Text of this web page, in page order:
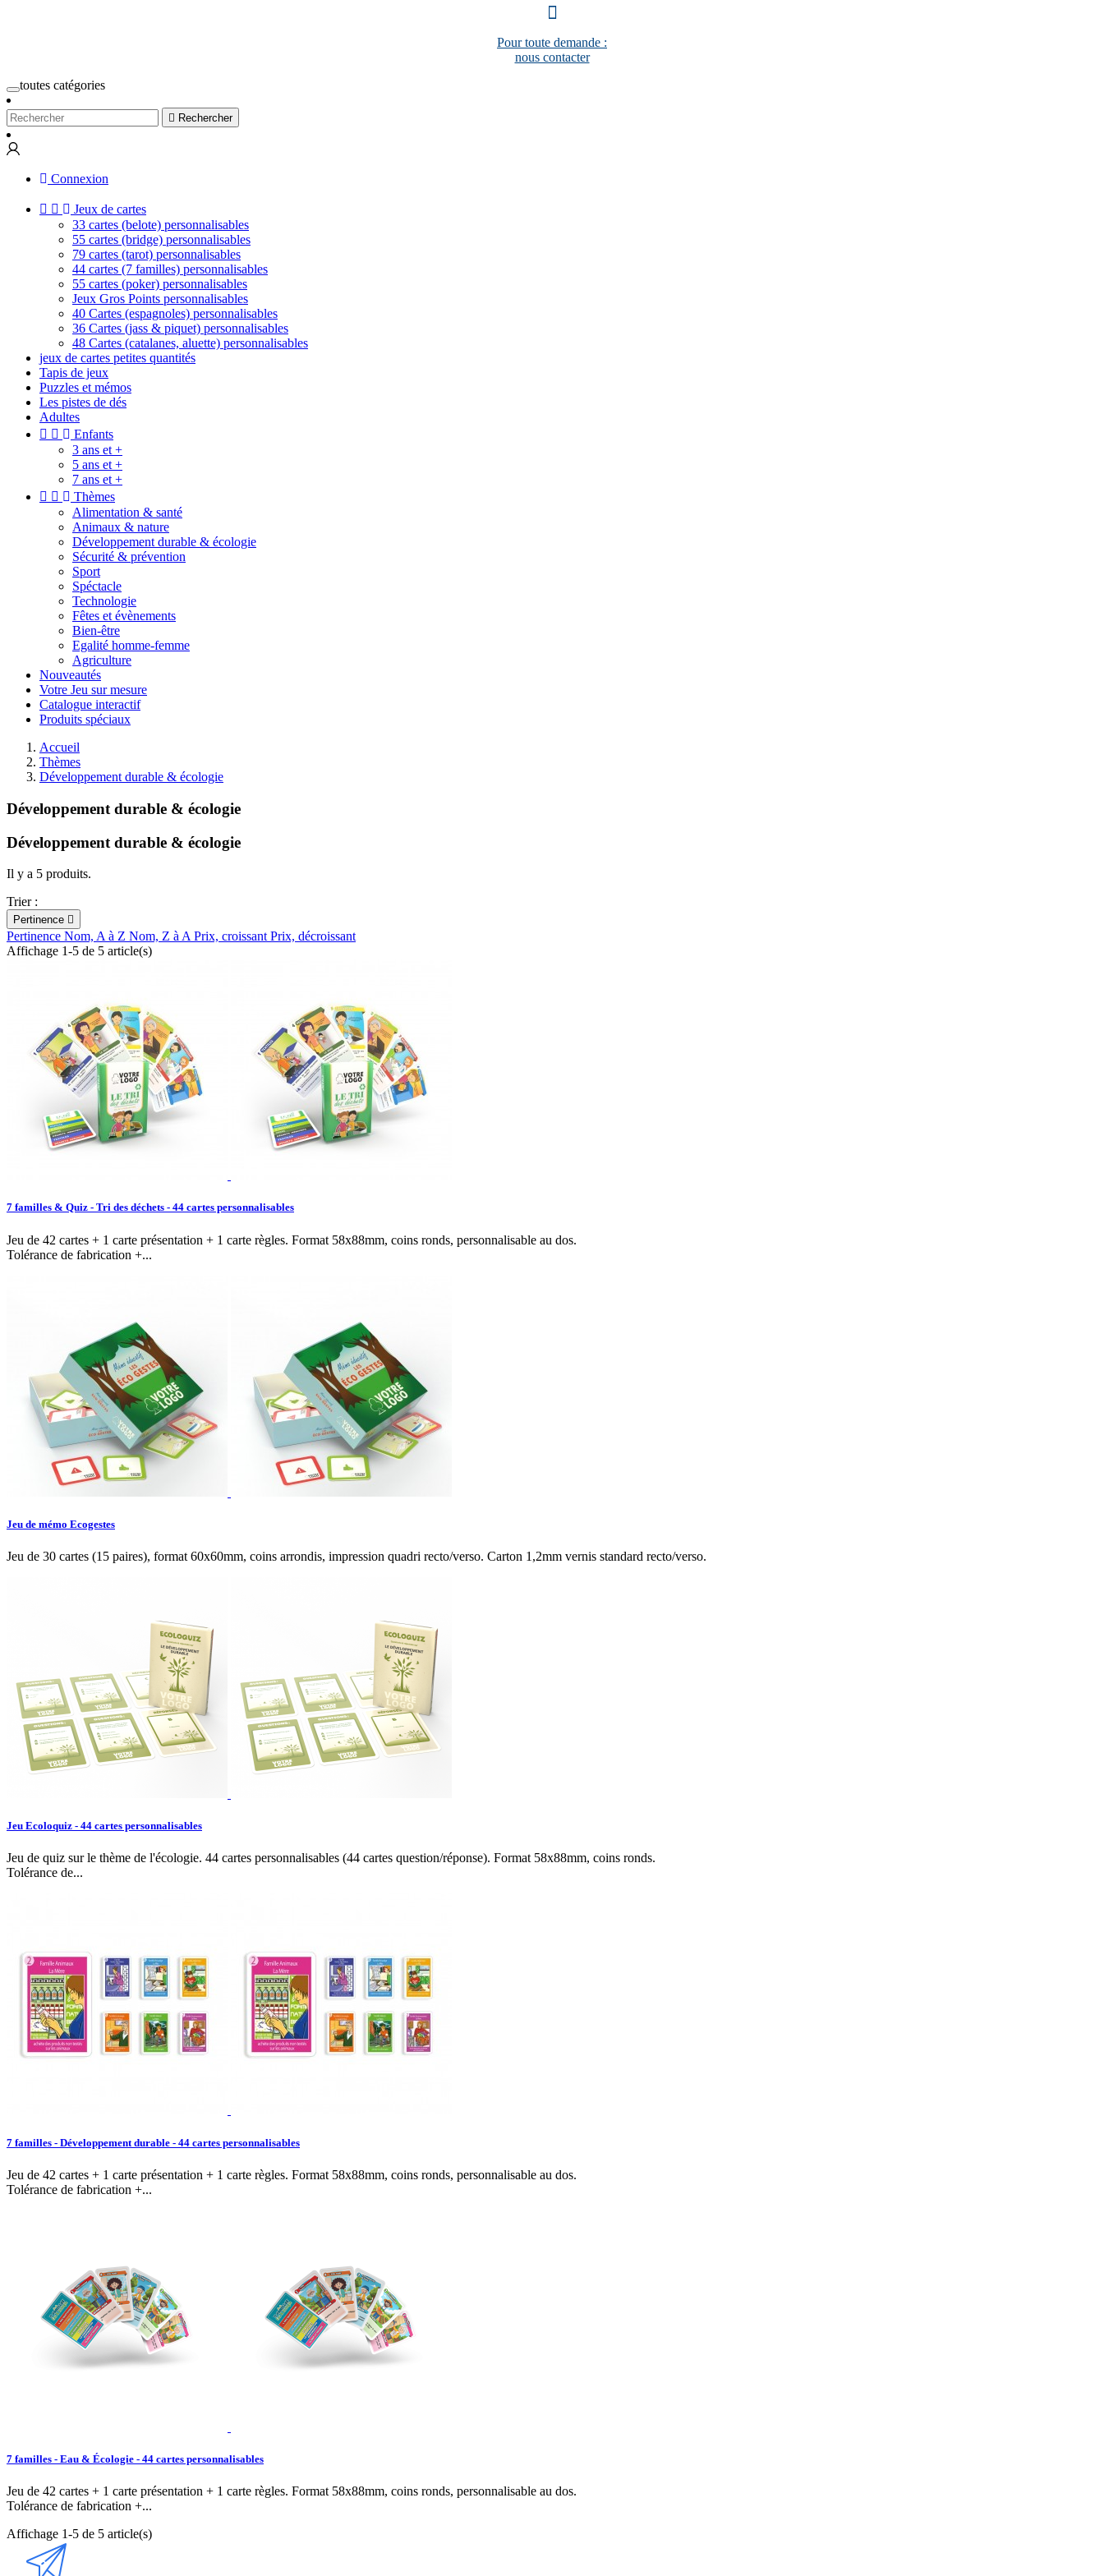
Pour toute demande :
nous contacter
toutes catégories
 Rechercher
Connexion
 
Jeux de cartes
33 cartes (belote) personnalisables
55 cartes (bridge) personnalisables
79 cartes (tarot) personnalisables
44 cartes (7 familles) personnalisables
55 cartes (poker) personnalisables
Jeux Gros Points personnalisables
40 Cartes (espagnoles) personnalisables
36 Cartes (jass & piquet) personnalisables
48 Cartes (catalanes, aluette) personnalisables
jeux de cartes petites quantités
Tapis de jeux
Puzzles et mémos
Les pistes de dés
Adultes
 
Enfants
3 ans et +
5 ans et +
7 ans et +
 
Thèmes
Alimentation & santé
Animaux & nature
Développement durable & écologie
Sécurité & prévention
Sport
Spéctacle
Technologie
Fêtes et évènements
Bien-être
Egalité homme-femme
Agriculture
Nouveautés
Votre Jeu sur mesure
Catalogue interactif
Produits spéciaux
Accueil
Thèmes
Développement durable & écologie
Développement durable & écologie
Développement durable & écologie
Il y a 5 produits.
Trier :
Pertinence 
Pertinence Nom, A à Z Nom, Z à A Prix, croissant Prix, décroissant
Affichage 1-5 de 5 article(s)
7 familles & Quiz - Tri des déchets - 44 cartes personnalisables
Jeu de 42 cartes + 1 carte présentation + 1 carte règles. Format 58x88mm, coins ronds, personnalisable au dos.
Tolérance de fabrication +...
Jeu de mémo Ecogestes
Jeu de 30 cartes (15 paires), format 60x60mm, coins arrondis, impression quadri recto/verso. Carton 1,2mm vernis standard recto/verso.
Jeu Ecoloquiz - 44 cartes personnalisables
Jeu de quiz sur le thème de l'écologie. 44 cartes personnalisables (44 cartes question/réponse). Format 58x88mm, coins ronds.
Tolérance de...
7 familles - Développement durable - 44 cartes personnalisables
Jeu de 42 cartes + 1 carte présentation + 1 carte règles. Format 58x88mm, coins ronds, personnalisable au dos.
Tolérance de fabrication +...
7 familles - Eau & Écologie - 44 cartes personnalisables
Jeu de 42 cartes + 1 carte présentation + 1 carte règles. Format 58x88mm, coins ronds, personnalisable au dos.
Tolérance de fabrication +...
Affichage 1-5 de 5 article(s)